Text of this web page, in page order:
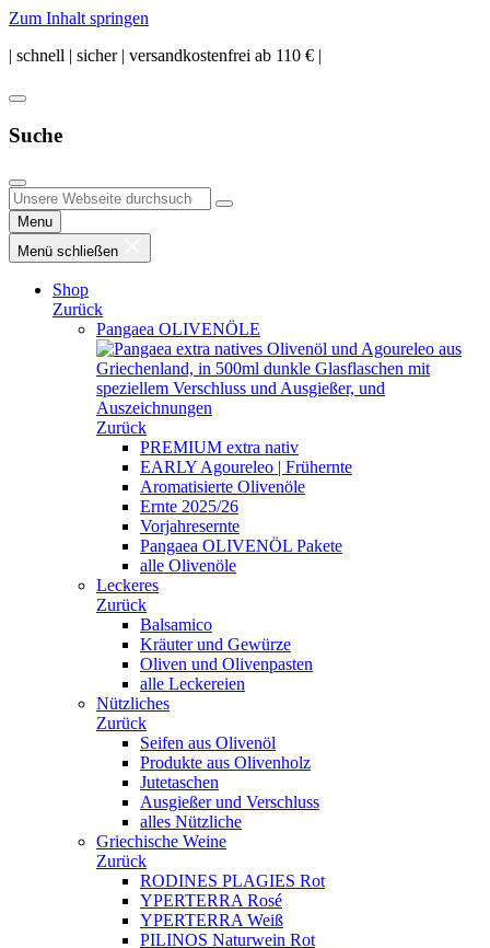
Zum Inhalt springen
| schnell | sicher | versandkostenfrei ab 110 € |
Suche
Menu
Menü schließen
Shop
Zurück
Pangaea OLIVENÖLE
Zurück
PREMIUM extra nativ
EARLY Agoureleo | Frühernte
Aromatisierte Olivenöle
Ernte 2025/26
Vorjahresernte
Pangaea OLIVENÖL Pakete
alle Olivenöle
Leckeres
Zurück
Balsamico
Kräuter und Gewürze
Oliven und Olivenpasten
alle Leckereien
Nützliches
Zurück
Seifen aus Olivenöl
Produkte aus Olivenholz
Jutetaschen
Ausgießer und Verschluss
alles Nützliche
Griechische Weine
Zurück
RODINES PLAGIES Rot
YPERTERRA Rosé
YPERTERRA Weiß
PILINOS Naturwein Rot